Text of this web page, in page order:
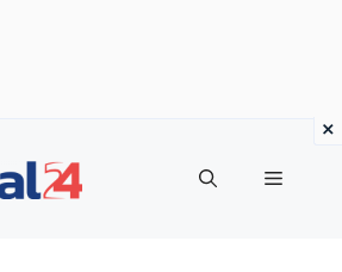
Menu